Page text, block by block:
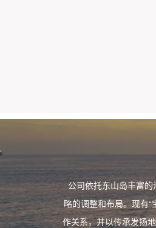
公司依托东山岛丰富的
略的调整和布局。现有
作关系，并以传承发扬